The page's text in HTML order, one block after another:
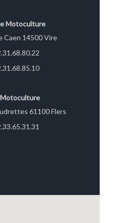
Motoculture
Caen 14500 Vire
61100 Flers